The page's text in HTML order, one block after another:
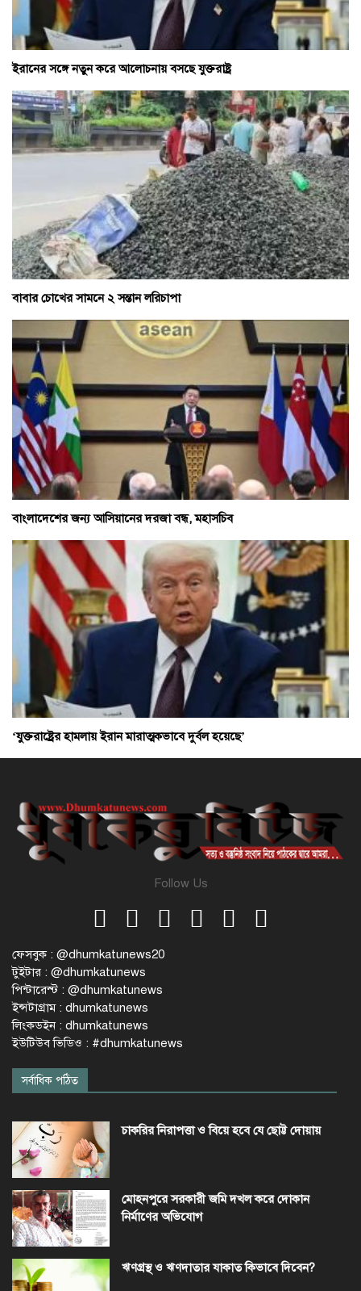
ইরানের সঙ্গে নতুন করে আলোচনায় বসছে যুক্তরাষ্ট্র
বাবার চোখের সামনে ২ সন্তান লরিচাপা
বাংলাদেশের জন্য আসিয়ানের দরজা বন্ধ, মহাসচিব
‘যুক্তরাষ্ট্রের হামলায় ইরান মারাত্মকভাবে দুর্বল হয়েছে’
Follow Us
ফেসবুক : @dhumkatunews20
টুইটার : @dhumkatunews
পিন্টারেস্ট : @dhumkatunews
ইন্সটাগ্রাম : dhumkatunews
লিংকডইন : dhumkatunews
ইউটিউব ভিডিও : #dhumkatunews
সর্বাধিক পঠিত
চাকরির নিরাপত্তা ও বিয়ে হবে যে ছোট্ট দোয়ায়
মোহনপুরে সরকারী জমি দখল করে দোকান
নির্মাণের অভিযোগ
ঋণগ্রস্থ ও ঋণদাতার যাকাত কিভাবে দিবেন?